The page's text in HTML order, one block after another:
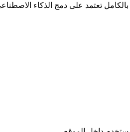
بالكامل تعتمد على دمج الذكاء